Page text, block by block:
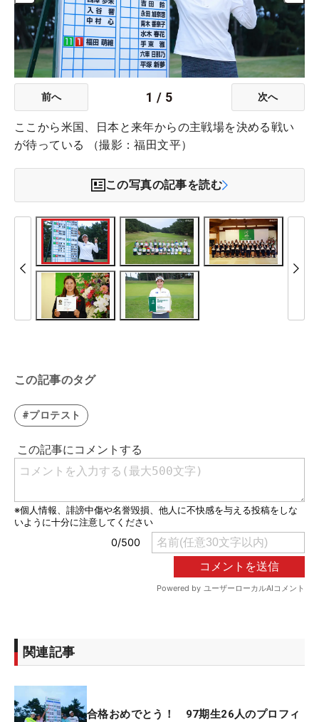
前へ 1 / 5 次へ
ここから米国、日本と来年からの主戦場を決める戦い
が待っている （撮影：福田文平）
この写真の記事を読む
この記事のタグ
#プロテスト
関連記事
合格おめでとう！ 97期生26人のプロフィ